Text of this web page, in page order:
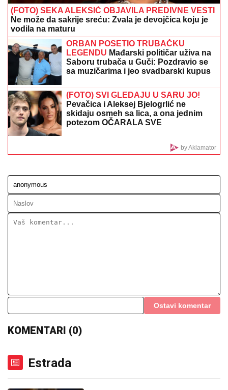
(FOTO) ASMIN OTKRIO PRAVO STANJE NA
RAČUNUNakon izjave da Maja sve plaća rešio da se
oglasi: Javno obelodanio cifre i ljudi su u šoku
DECA NISU IMALA ODEĆUPevačica
promenila život iz korena, pa pokazala
Niko me neće iskoristiti"
20 operacija
"POSVETA BIVŠOJ PORODICI: ŽIVITE